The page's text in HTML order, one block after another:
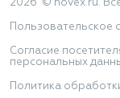
2026 © novex.ru.
Пользовательское
Согласие
персональных
Политика